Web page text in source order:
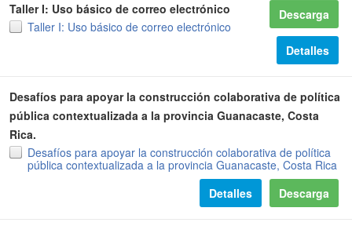
Taller I: Uso básico de correo electrónico
Taller I: Uso básico de correo electrónico
Descarga
Detalles
Desafíos para apoyar la construcción colaborativa de política
pública contextualizada a la provincia Guanacaste, Costa
Rica.
Desafíos para apoyar la construcción colaborativa de política
pública contextualizada a la provincia Guanacaste, Costa Rica
Descarga
Detalles